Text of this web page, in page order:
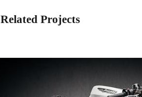
Related Projects